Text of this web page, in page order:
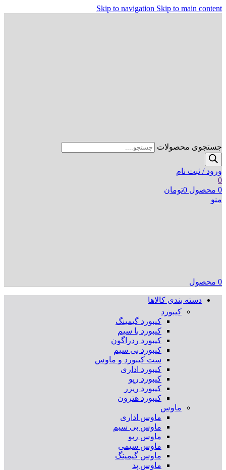
Skip to navigation Skip to main content
جستجوی محصولات
ورود / ثبت نام
0
0 محصول 0تومان
منو
0 محصول
دسته بندی کالاها
کیبورد
کیبورد گیمینگ
کیبورد با سیم
کیبورد ردراگون
کیبورد بی سیم
ست کیبورد و ماوس
کیبورد اداری
کیبورد رپو
کیبورد ریزر
کیبورد هترون
ماوس
ماوس اداری
ماوس بی سیم
ماوس رپو
ماوس سیمی
ماوس گیمینگ
ماوس پد